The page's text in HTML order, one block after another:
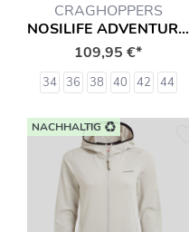
CRAGHOPPERS
NOSILIFE ADVENTURE III TRAVEL BLUSE HEMD
109,95 €*
34 36 38 40 42 44
NACHHALTIG